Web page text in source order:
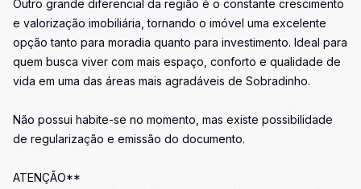
Outro grande diferencial da região é o constante crescimento
e valorização imobiliária, tornando o imóvel uma excelente
opção tanto para moradia quanto para investimento. Ideal para
quem busca viver com mais espaço, conforto e qualidade de
vida em uma das áreas mais agradáveis de Sobradinho.
Não possui habite-se no momento, mas existe possibilidade
de regularização e emissão do documento.
ATENÇÃO**